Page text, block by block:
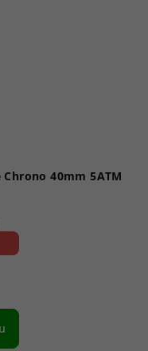
Chrono 40mm 5ATM